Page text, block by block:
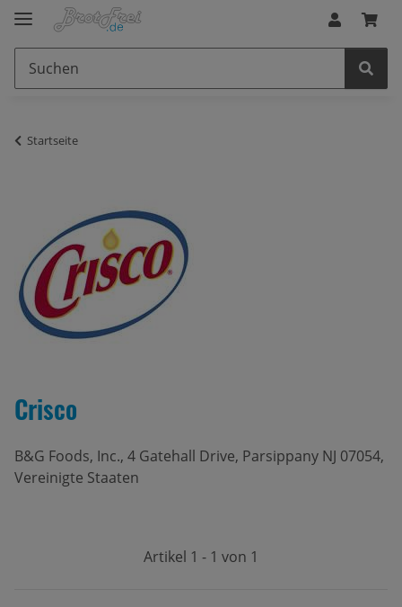
Startseite
Crisco
B&G Foods, Inc., 4 Gatehall Drive, Parsippany NJ 07054,
Vereinigte Staaten
Artikel 1 - 1 von 1